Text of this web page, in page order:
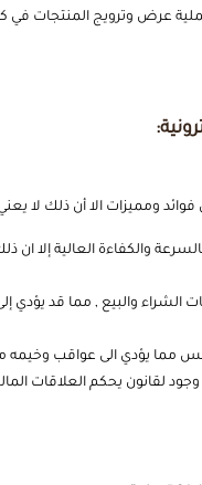
عرض وترويج المنتجات في
فوائد ومميزات الا أن ذلك لا
بالسرعة والكفاءة العالية
الشراء والبيع , مما قد يؤدي
مما يؤدي الى عواقب وخيمه
لقانون يحكم العلاقات